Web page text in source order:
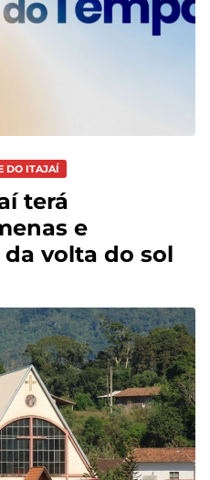
DO ITAJAÍ
terá
e
volta do sol